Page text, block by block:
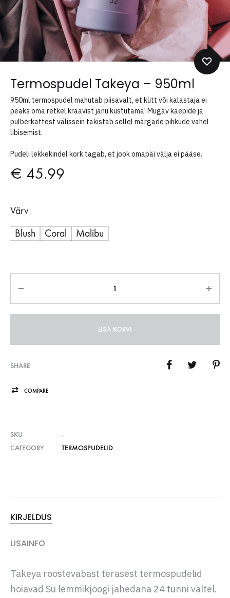
Termospudel Takeya – 950ml
950ml termospudel mahutab piisavalt, et kütt või kalastaja ei
peaks oma retkel kraavist janu kustutama! Mugav käepide ja
pulberkattest välissein takistab sellel märgade pihkude vahel
libisemist.
Pudeli lekkekindel kork tagab, et jook omapäi välja ei pääse.
€ 45.99
Värv
Blush
Coral Malibu
LISA KORVI
SHARE
COMPARE
SKU
-
CATEGORY
TERMOSPUDELID
KIRJELDUS
LISAINFO
Takeya roostevabast terasest termospudelid
hoiavad Su lemmikjoogi jahedana 24 tunni vältel.